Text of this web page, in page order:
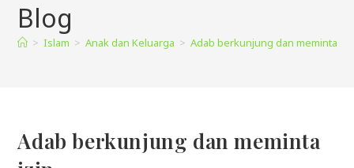
Blog
> Islam > Anak dan Keluarga > Adab berkunjung dan meminta
Adab berkunjung dan meminta